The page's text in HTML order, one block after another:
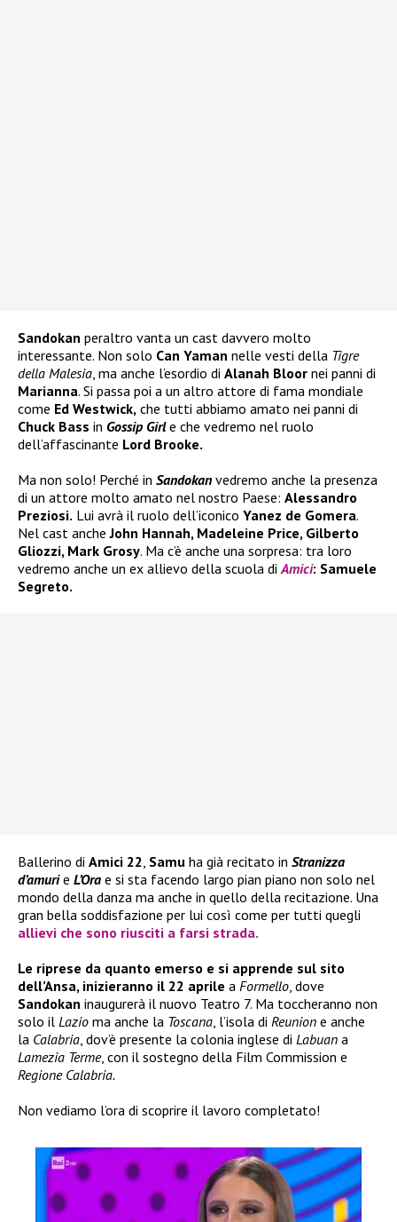
Sandokan peraltro vanta un cast davvero molto
interessante. Non solo Can Yaman nelle vesti della Tigre
della Malesia, ma anche l’esordio di Alanah Bloor nei panni di
Marianna. Si passa poi a un altro attore di fama mondiale
come Ed Westwick, che tutti abbiamo amato nei panni di
Chuck Bass in Gossip Girle che vedremo nel ruolo
dell’affascinante Lord Brooke.
Ma non solo! Perché in Sandokan vedremo anche la presenza
di un attore molto amato nel nostro Paese: Alessandro
Preziosi. Lui avrà il ruolo dell’iconico Yanez de Gomera.
Nel cast ancheJohn Hannah, Madeleine Price, Gilberto
Gliozzi, Mark Grosy. Ma c’è anche una sorpresa: tra loro
vedremo anche un ex allievo della scuola diAmici: Samuele
Segreto.
Ballerino di Amici 22, Samu ha già recitato in Stranizza
d’amurie L’Ora e si sta facendo largo pian piano non solo nel
mondo della danza ma anche in quello della recitazione. Una
gran bella soddisfazione per lui così come per tutti quegli
allievi che sono riusciti a farsi strada.
Le riprese da quanto emerso e si apprende sul sito
dell’Ansa, inizieranno il 22 aprile a Formello, dove
Sandokan inaugurerà il nuovo Teatro 7. Ma toccheranno non
solo il Lazio ma anche la Toscana, l’isola di Reunion e anche
la Calabria, dov’è presente la colonia inglese di Labuan a
Lamezia Terme, con il sostegno della Film Commission e
Regione Calabria.
Non vediamo l’ora di scoprire il lavoro completato!